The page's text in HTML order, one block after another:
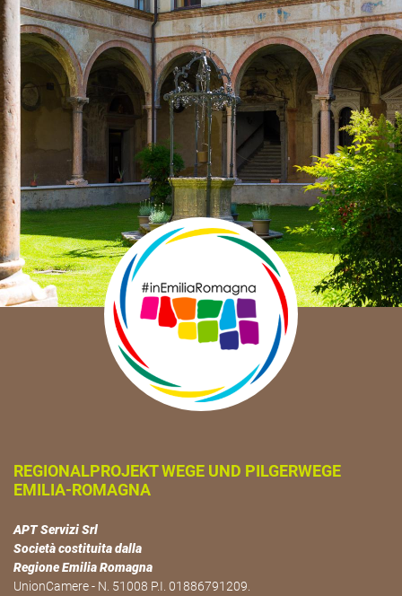
REGIONALPROJEKT WEGE UND PILGERWEGE
EMILIA-ROMAGNA
APT Servizi Srl
Società costituita dalla
Regione Emilia Romagna
UnionCamere - N. 51008 P.I. 01886791209.